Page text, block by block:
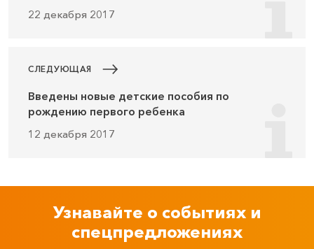
22 декабря 2017
СЛЕДУЮЩАЯ
Введены новые детские пособия по
рождению первого ребенка
12 декабря 2017
Узнавайте о событиях и
спецпредложениях